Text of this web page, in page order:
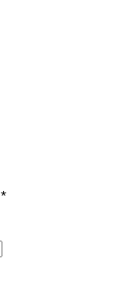
*Obligatoriskt